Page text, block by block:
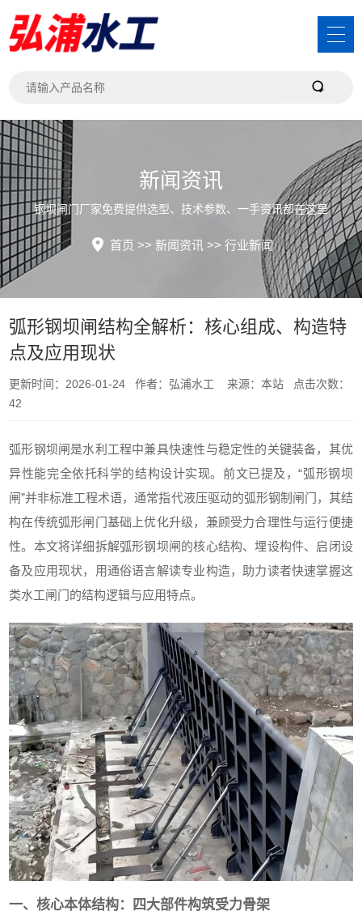
新闻资讯
钢坝闸门厂家免费提供选型、技术参数、一手资讯都在这里
首页 >> 新闻资讯 >> 行业新闻
​弧形钢坝闸结构全解析：核心组成、构造特
点及应用现状
更新时间：2026-01-24 作者：弘浦水工 来源：本站 点击次数：
42
弧形钢坝闸是水利工程中兼具快速性与稳定性的关键装备，其优
异性能完全依托科学的结构设计实现。前文已提及，“弧形钢坝
闸”并非标准工程术语，通常指代液压驱动的弧形钢制闸门，其结
构在传统弧形闸门基础上优化升级，兼顾受力合理性与运行便捷
性。本文将详细拆解弧形钢坝闸的核心结构、埋设构件、启闭设
备及应用现状，用通俗语言解读专业构造，助力读者快速掌握这
类水工闸门的结构逻辑与应用特点。
一、核心本体结构：四大部件构筑受力骨架